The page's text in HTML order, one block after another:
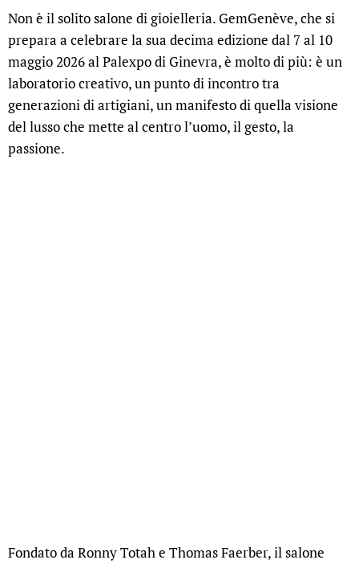
Non è il solito salone di gioielleria. GemGenève, che si
prepara a celebrare la sua decima edizione dal 7 al 10
maggio 2026 al Palexpo di Ginevra, è molto di più: è un
laboratorio creativo, un punto di incontro tra
generazioni di artigiani, un manifesto di quella visione
del lusso che mette al centro l’uomo, il gesto, la
passione.
Fondato da Ronny Totah e Thomas Faerber, il salone